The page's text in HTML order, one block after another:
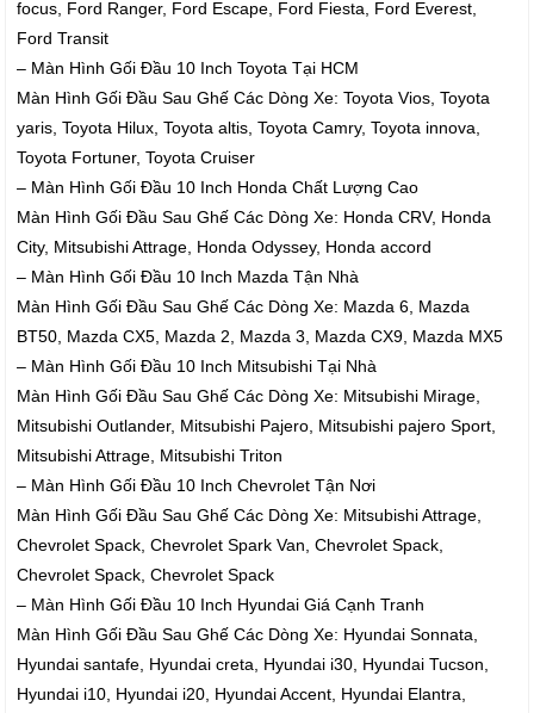
focus, Ford Ranger, Ford Escape, Ford Fiesta, Ford Everest,
Ford Transit
– Màn Hình Gối Đầu 10 Inch Toyota Tại HCM
Màn Hình Gối Đầu Sau Ghế Các Dòng Xe: Toyota Vios, Toyota
yaris, Toyota Hilux, Toyota altis, Toyota Camry, Toyota innova,
Toyota Fortuner, Toyota Cruiser
– Màn Hình Gối Đầu 10 Inch Honda Chất Lượng Cao
Màn Hình Gối Đầu Sau Ghế Các Dòng Xe: Honda CRV, Honda
City, Mitsubishi Attrage, Honda Odyssey, Honda accord
– Màn Hình Gối Đầu 10 Inch Mazda Tận Nhà
Màn Hình Gối Đầu Sau Ghế Các Dòng Xe: Mazda 6, Mazda
BT50, Mazda CX5, Mazda 2, Mazda 3, Mazda CX9, Mazda MX5
– Màn Hình Gối Đầu 10 Inch Mitsubishi Tại Nhà
Màn Hình Gối Đầu Sau Ghế Các Dòng Xe: Mitsubishi Mirage,
Mitsubishi Outlander, Mitsubishi Pajero, Mitsubishi pajero Sport,
Mitsubishi Attrage, Mitsubishi Triton
– Màn Hình Gối Đầu 10 Inch Chevrolet Tận Nơi
Màn Hình Gối Đầu Sau Ghế Các Dòng Xe: Mitsubishi Attrage,
Chevrolet Spack, Chevrolet Spark Van, Chevrolet Spack,
Chevrolet Spack, Chevrolet Spack
– Màn Hình Gối Đầu 10 Inch Hyundai Giá Cạnh Tranh
Màn Hình Gối Đầu Sau Ghế Các Dòng Xe: Hyundai Sonnata,
Hyundai santafe, Hyundai creta, Hyundai i30, Hyundai Tucson,
Hyundai i10, Hyundai i20, Hyundai Accent, Hyundai Elantra,